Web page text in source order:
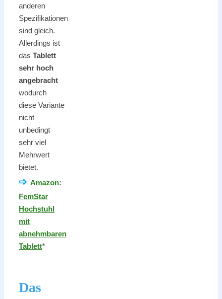
anderen
Spezifikationen
sind gleich.
Allerdings ist
das Tablett
sehr hoch
angebracht
wodurch
diese Variante
nicht
unbedingt
sehr viel
Mehrwert
bietet.
➩ Amazon:
FemStar
Hochstuhl
mit
abnehmbaren
Tablett*
Das